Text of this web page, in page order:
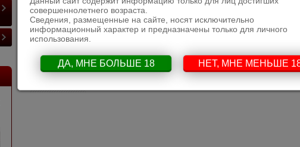
поделиться теги: граппа
совершеннолетнего возраста.
Сведения, размещенные на сайте, носят исключительно
информационный характер и предназначены только для личного
использования.
ДА, МНЕ БОЛЬШЕ 18 НЕТ, МНЕ МЕНЬШЕ